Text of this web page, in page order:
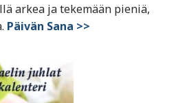
arkea ja tekemään pieniä,
Päivän Sana >>